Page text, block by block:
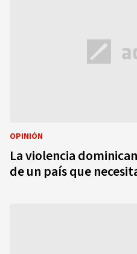
OPINIÓN
La violencia
de un país que